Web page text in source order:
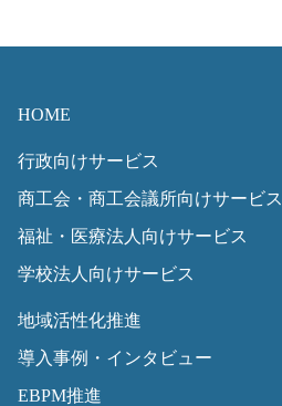
HOME
行政向けサービス
商工会・商工会議所向けサービス
福祉・医療法人向けサービス
学校法人向けサービス
地域活性化推進
導入事例・インタビュー
EBPM推進